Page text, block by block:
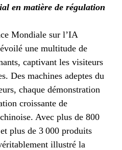
en matière de régulation
Mondiale sur l’IA
une multitude de
captivant les visiteurs
Des machines adeptes du
chaque démonstration
croissante de
Avec plus de 800
plus de 3 000 produits
illustré la